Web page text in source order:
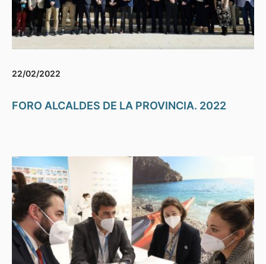
22/02/2022
FORO ALCALDES DE LA PROVINCIA. 2022